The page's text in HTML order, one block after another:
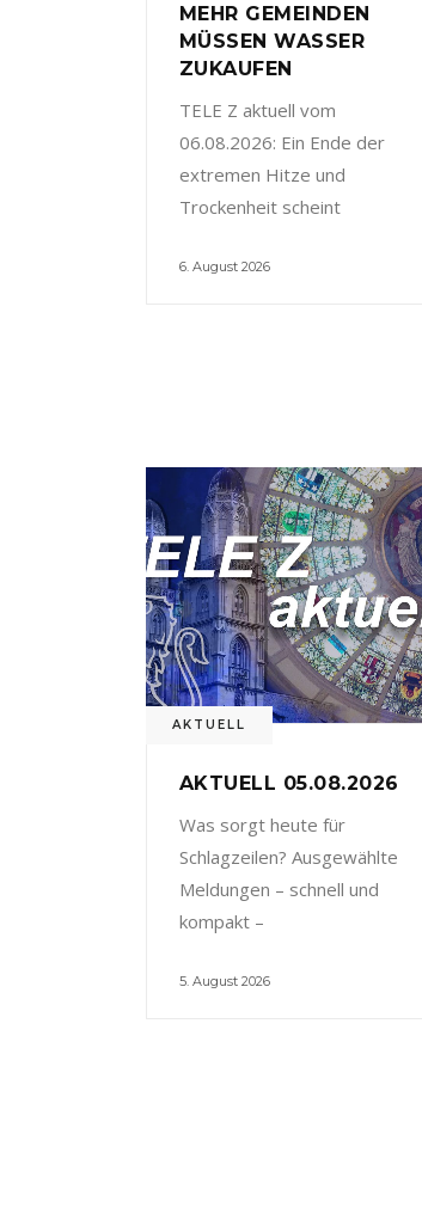
MEHR GEMEINDEN
MÜSSEN WASSER
ZUKAUFEN
TELE Z aktuell vom
06.08.2026: Ein Ende der
extremen Hitze und
Trockenheit scheint
6. August 2026
AKTUELL
AKTUELL 05.08.2026
Was sorgt heute für
Schlagzeilen? Ausgewählte
Meldungen – schnell und
kompakt –
5. August 2026